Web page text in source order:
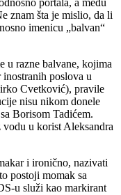
portala, a među
znam šta je mislio, da li
imenicu „balvan“
u razne balvane, kojima
poslova u
Cvetković), pravile
nisu nikom donele
Borisom Tadićem.
u korist Aleksandra
i ironično, nazivati
postoji momak sa
u služi kao markirant